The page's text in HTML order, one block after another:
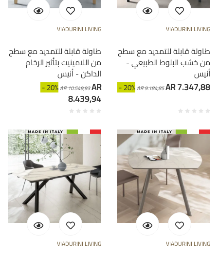
VIADURINI LIVING
طاولة قابلة للتمديد مع سطح
من اللامينيت بتأثير الرخام
الداكن - أنيس
- 20%AR 10.549,93AR
8.439,94
VIADURINI LIVING
طاولة قابلة للتمديد مع سطح
من خشب البلوط الطبيعي -
أنيس
- 20%AR 9.184,85AR 7.347,88
VIADURINI LIVING VIADURINI LIVING